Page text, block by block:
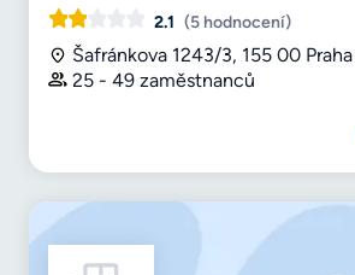
2.1 (5 hodnocení)
Šafránkova 1243/3, 155 00 Praha
25 - 49 zaměstnanců